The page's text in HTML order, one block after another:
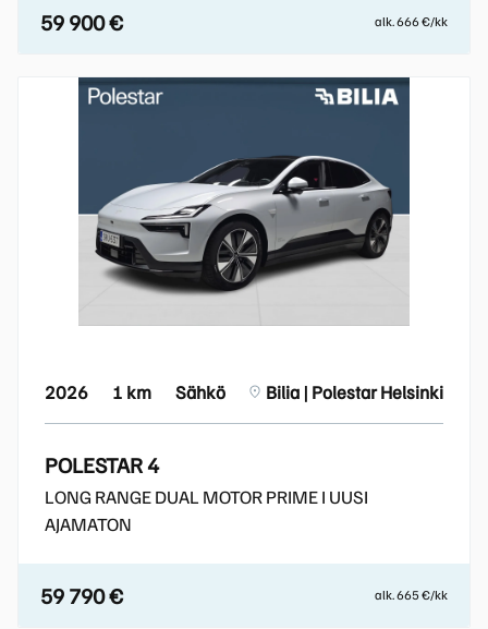
59 900 € alk. 666 €/kk
2026 1 km Sähkö Bilia | Polestar Helsinki
POLESTAR 4
LONG RANGE DUAL MOTOR PRIME I UUSI
AJAMATON
59 790 € alk. 665 €/kk